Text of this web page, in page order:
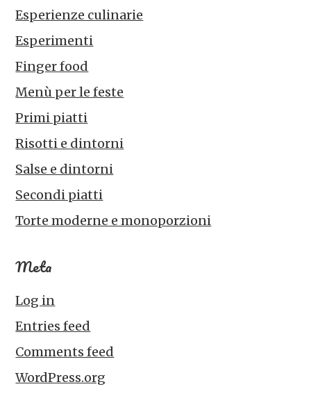
Esperienze culinarie
Esperimenti
Finger food
Menù per le feste
Primi piatti
Risotti e dintorni
Salse e dintorni
Secondi piatti
Torte moderne e monoporzioni
Meta
Log in
Entries feed
Comments feed
WordPress.org